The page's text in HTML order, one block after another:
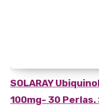
SOLARAY
100mg- 30 Perlas.